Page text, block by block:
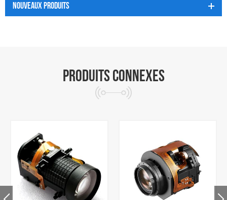
Nouveaux Produits
PRODUITS CONNEXES